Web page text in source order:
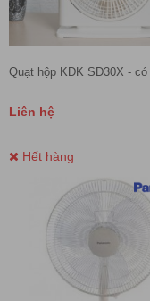
Quạt hộp KDK SD30X - có
Liên hệ
Hết hàng